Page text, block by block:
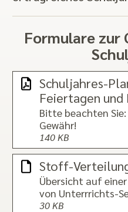
Formulare zur
Schuljahres-
Feiertagen
Bitte beachten
Gewähr!
140 KB
Stoff-
Übersicht auf
von Unterrrichts-
30 KB